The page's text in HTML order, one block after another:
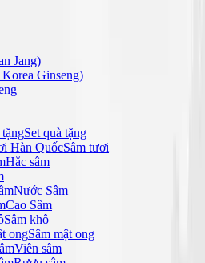
Jang)
Ginseng)
Set quà tặng
Sâm tươi
Hắc sâm
Nước Sâm
Cao Sâm
Sâm khô
Sâm mật ong
Viên sâm